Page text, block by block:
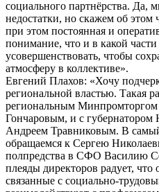
социального партнёрства. Да,
недостатки, но скажем об этом
при этом постоянная и
понимание, что и в какой
усовершенствовать, чтобы
атмосферу в коллективе».
Евгений Плахов: «Хочу
региональной властью. Такая
региональным
Гончаровым, и с губернатором
Андреем Травниковым. В
обращаемся к Сергею
полпредства в СФО Василию
плеяды директоров радует,
связанные с социально-